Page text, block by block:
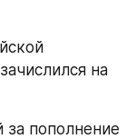
на
пополнение